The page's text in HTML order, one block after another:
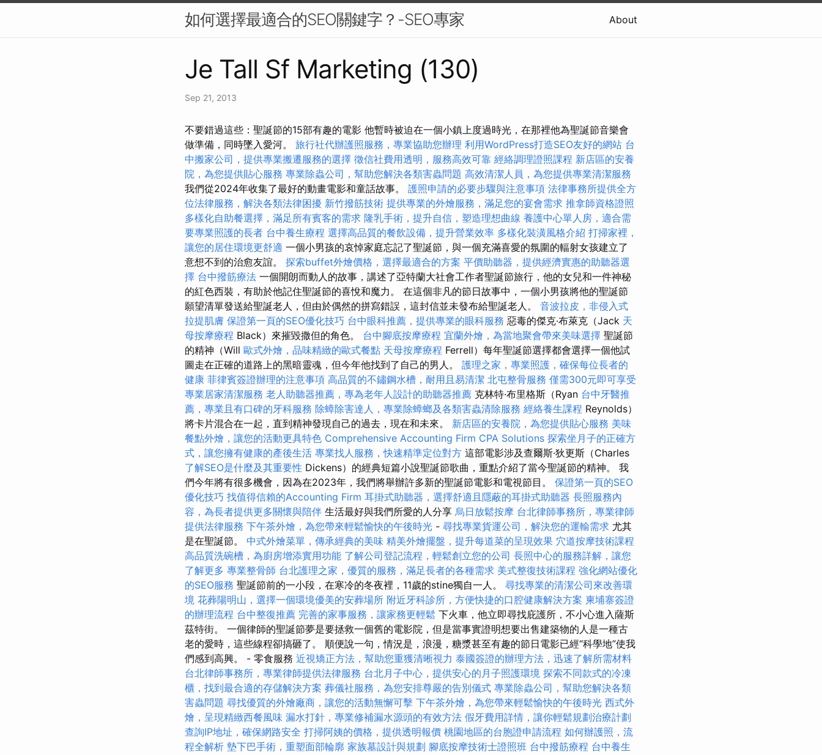
如何選擇最適合的SEO關鍵字？-SEO專家 About
Je Tall Sf Marketing (130)
Sep 21, 2013
不要錯過這些：聖誕節的15部有趣的電影 他暫時被迫在一個小鎮上度過時光，在那裡他為聖誕節音樂會
做準備，同時墜入愛河。 旅行社代辦護照服務，專業協助您辦理 利用WordPress打造SEO友好的網站 台
中搬家公司，提供專業搬遷服務的選擇 徵信社費用透明，服務高效可靠 經絡調理證照課程 新店區的安養
院，為您提供貼心服務 專業除蟲公司，幫助您解決各類害蟲問題 高效清潔人員，為您提供專業清潔服務
我們從2024年收集了最好的動畫電影和童話故事。 護照申請的必要步驟與注意事項 法律事務所提供全方
位法律服務，解決各類法律困擾 新竹撥筋技術 提供專業的外燴服務，滿足您的宴會需求 推拿師資格證照
多樣化自助餐選擇，滿足所有賓客的需求 隆乳手術，提升自信，塑造理想曲線 養護中心單人房，適合需
要專業照護的長者 台中養生療程 選擇高品質的餐飲設備，提升營業效率 多樣化裝潢風格介紹 打掃家裡，
讓您的居住環境更舒適 一個小男孩的哀悼家庭忘記了聖誕節，與一個充滿喜愛的氛圍的輻射女孩建立了
意想不到的治愈友誼。 探索buffet外燴價格，選擇最適合的方案 平價助聽器，提供經濟實惠的助聽器選
擇 台中撥筋療法 一個開朗而動人的故事，講述了亞特蘭大社會工作者聖誕節旅行，他的女兒和一件神秘
的紅色西裝，有助於他記住聖誕節的喜悅和魔力。 在這個非凡的節日故事中，一個小男孩將他的聖誕節
願望清單發送給聖誕老人，但由於偶然的拼寫錯誤，這封信並未發布給聖誕老人。 音波拉皮，非侵入式
拉提肌膚 保證第一頁的SEO優化技巧 台中眼科推薦，提供專業的眼科服務 惡毒的傑克·布萊克（Jack 天
母按摩療程 Black）來摧毀撒但的角色。 台中腳底按摩療程 宜蘭外燴，為當地聚會帶來美味選擇 聖誕節
的精神（Will 歐式外燴，品味精緻的歐式餐點 天母按摩療程 Ferrell）每年聖誕節選擇都會選擇一個他試
圖走在正確的道路上的黑暗靈魂，但今年他找到了自己的男人。 護理之家，專業照護，確保每位長者的
健康 菲律賓簽證辦理的注意事項 高品質的不鏽鋼水槽，耐用且易清潔 北屯整骨服務 僅需300元即可享受
專業居家清潔服務 老人助聽器推薦，專為老年人設計的助聽器推薦 克林特·布里格斯（Ryan 台中牙醫推
薦，專業且有口碑的牙科服務 除蟑除害達人，專業除蟑螂及各類害蟲清除服務 經絡養生課程 Reynolds）
將卡片混合在一起，直到精神發現自己的過去，現在和未來。 新店區的安養院，為您提供貼心服務 美味
餐點外燴，讓您的活動更具特色 Comprehensive Accounting Firm CPA Solutions 探索坐月子的正確方
式，讓您擁有健康的產後生活 專業找人服務，快速精準定位對方 這部電影涉及查爾斯·狄更斯（Charles
了解SEO是什麼及其重要性 Dickens）的經典短篇小說聖誕節歌曲，重點介紹了當今聖誕節的精神。 我
們今年將有很多機會，因為在2023年，我們將舉辦許多新的聖誕節電影和電視節目。 保證第一頁的SEO
優化技巧 找值得信賴的Accounting Firm 耳掛式助聽器，選擇舒適且隱蔽的耳掛式助聽器 長照服務內
容，為長者提供更多關懷與陪伴 生活最好與我們所愛的人分享 烏日放鬆按摩 台北律師事務所，專業律師
提供法律服務 下午茶外燴，為您帶來輕鬆愉快的午後時光 - 尋找專業貨運公司，解決您的運輸需求 尤其
是在聖誕節。 中式外燴菜單，傳承經典的美味 精美外燴擺盤，提升每道菜的呈現效果 穴道按摩技術課程
高品質洗碗槽，為廚房增添實用功能 了解公司登記流程，輕鬆創立您的公司 長照中心的服務詳解，讓您
了解更多 專業整骨師 台北護理之家，優質的服務，滿足長者的各種需求 美式整復技術課程 強化網站優化
的SEO服務 聖誕節前的一小段，在寒冷的冬夜裡，11歲的stine獨自一人。 尋找專業的清潔公司來改善環
境 花葬陽明山，選擇一個環境優美的安葬場所 附近牙科診所，方便快捷的口腔健康解決方案 柬埔寨簽證
的辦理流程 台中整復推薦 完善的家事服務，讓家務更輕鬆 下火車，他立即尋找庇護所，不小心進入薩斯
茲特街。 一個律師的聖誕節夢是要拯救一個舊的電影院，但是當事實證明想要出售建築物的人是一種古
老的愛時，這些線程卻搞砸了。 順便說一句，情況是，浪漫，糖漿甚至有趣的節日電影已經“科學地”使我
們感到高興。 - 零食服務 近視矯正方法，幫助您重獲清晰視力 泰國簽證的辦理方法，迅速了解所需材料
台北律師事務所，專業律師提供法律服務 台北月子中心，提供安心的月子照護環境 探索不同款式的冷凍
櫃，找到最合適的存儲解決方案 葬儀社服務，為您安排尊嚴的告別儀式 專業除蟲公司，幫助您解決各類
害蟲問題 尋找優質的外燴廠商，讓您的活動無懈可擊 下午茶外燴，為您帶來輕鬆愉快的午後時光 西式外
燴，呈現精緻西餐風味 漏水打針，專業修補漏水源頭的有效方法 假牙費用詳情，讓你輕鬆規劃治療計劃
查詢IP地址，確保網路安全 打掃阿姨的價格，提供透明報價 桃園地區的台胞證申請流程 如何辦護照，流
程全解析 墊下巴手術，重塑面部輪廓 家族墓設計與規劃 腳底按摩技術士證照班 台中撥筋療程 台中養生